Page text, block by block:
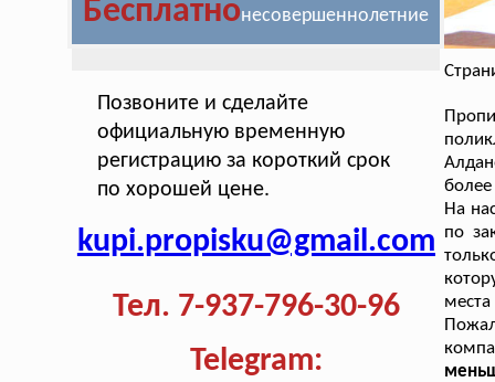
Бесплатнонесовершеннолетние
Позвоните и сделайте
официальную временную
регистрацию за короткий срок
по хорошей цене.
kupi.propisku@gmail.com
Тел. 7-937-796-30-96
Telegram:
На
по